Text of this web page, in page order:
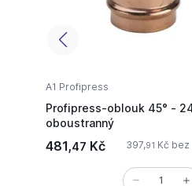
A1 Profipress
Profipress-oblouk 45° -
oboustranný
481,47 Kč 397,91 Kč bez